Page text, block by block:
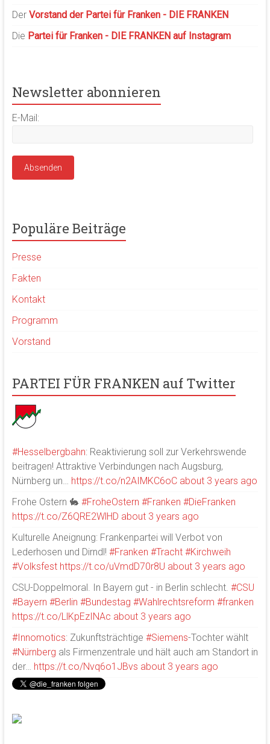
Der Vorstand der Partei für Franken - DIE FRANKEN
Die Partei für Franken - DIE FRANKEN auf Instagram
Newsletter abonnieren
E-Mail:
Populäre Beiträge
Presse
Fakten
Kontakt
Programm
Vorstand
PARTEI FÜR FRANKEN auf Twitter
#Hesselbergbahn: Reaktivierung soll zur Verkehrswende
beitragen! Attraktive Verbindungen nach Augsburg,
Nürnberg un… https://t.co/n2AIMKC6oC about 3 years ago
Frohe Ostern 🐇 #FroheOstern #Franken #DieFranken
https://t.co/Z6QRE2WlHD about 3 years ago
Kulturelle Aneignung: Frankenpartei will Verbot von
Lederhosen und Dirndl! #Franken #Tracht #Kirchweih
#Volksfest https://t.co/uVmdD70r8U about 3 years ago
CSU-Doppelmoral. In Bayern gut - in Berlin schlecht. #CSU
#Bayern #Berlin #Bundestag #Wahlrechtsreform #franken
https://t.co/LlKpEzINAc about 3 years ago
#Innomotics: Zukunftsträchtige #Siemens-Tochter wählt
#Nürnberg als Firmenzentrale und hält auch am Standort in
der… https://t.co/Nvq6o1JBvs about 3 years ago